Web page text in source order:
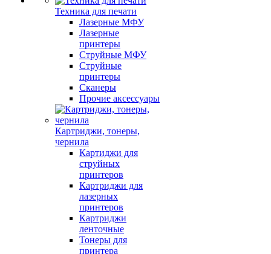
Техника для печати
Лазерные МФУ
Лазерные
принтеры
Струйные МФУ
Струйные
принтеры
Сканеры
Прочие аксессуары
Картриджи, тонеры,
чернила
Картиджи для
струйных
принтеров
Картриджи для
лазерных
принтеров
Картриджи
ленточные
Тонеры для
принтера